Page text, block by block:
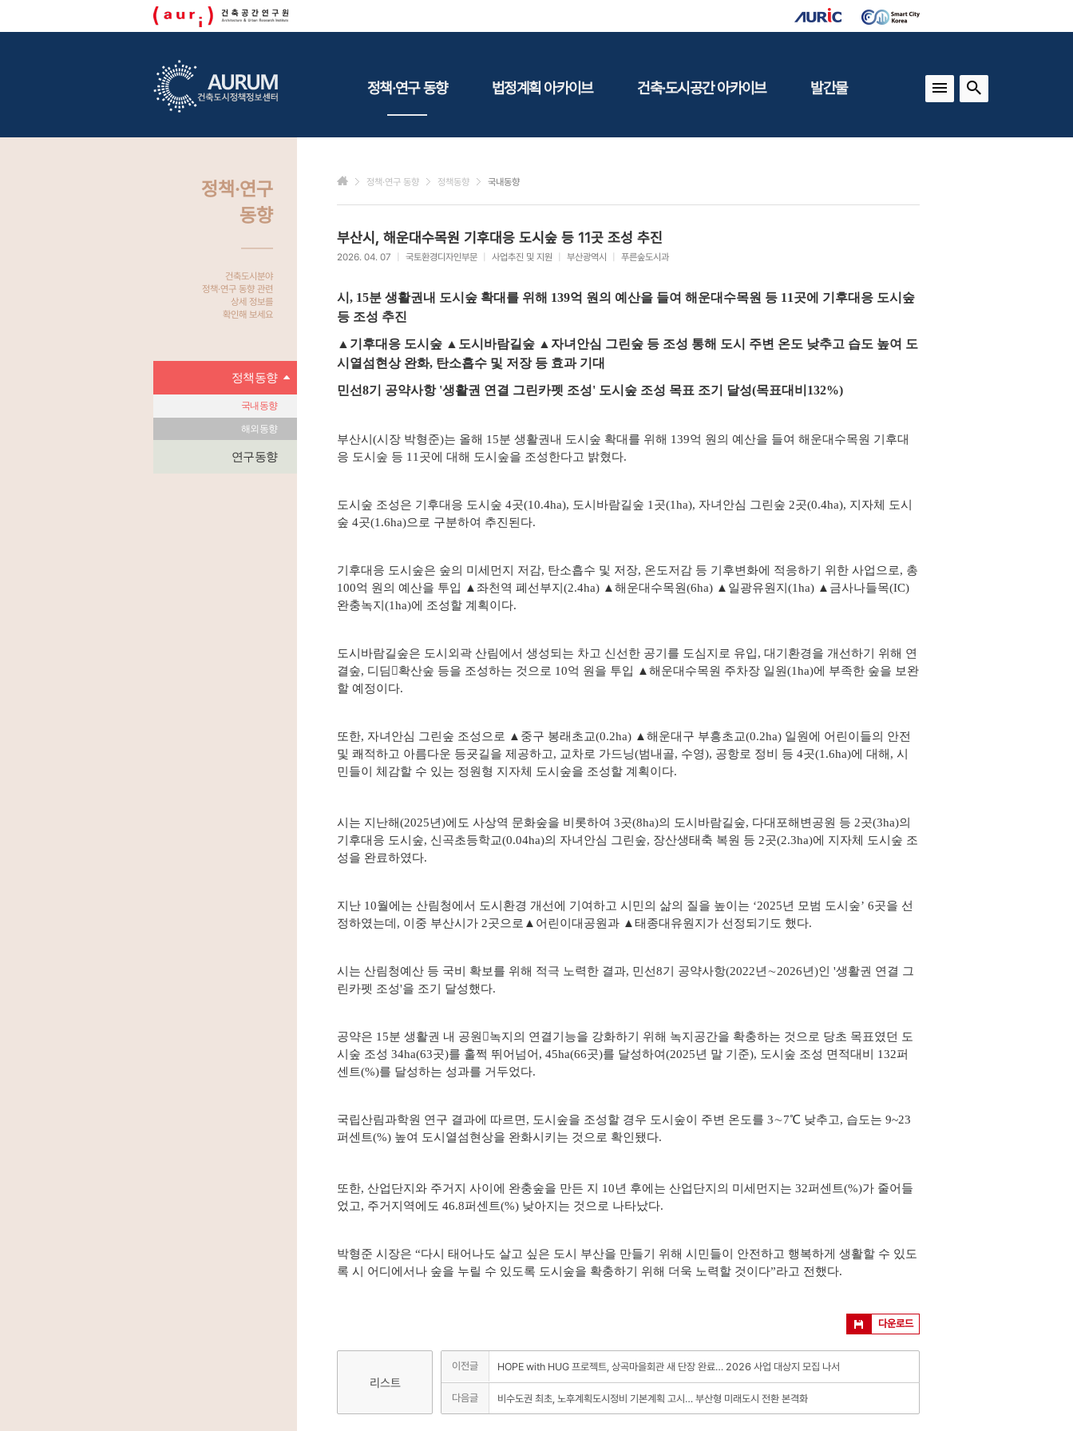
정책·연구 동향
연구동향
법정계획 아카이브
환경
관광
사회복지
건축·도시공간 아카이브 발간물
건축도시연구
정책·연구
동향
건축도시분야
정책·연구 동향 관련
상세 정보를
확인해 보세요
정책동향
국내동향
해외동향
연구동향
정책·연구 동향 정책동향 국내동향
부산시, 해운대수목원 기후대응 도시숲 등 11곳 조성 추진
2026. 04. 07 국토환경디자인부문 사업추진 및 지원 부산광역시 푸른숲도시과
시, 15분 생활권내 도시숲 확대를 위해 139억 원의 예산을 들여 해운대수목원 등 11곳에 기후대응 도시숲
등 조성 추진
▲기후대응 도시숲 ▲도시바람길숲 ▲자녀안심 그린숲 등 조성 통해 도시 주변 온도 낮추고 습도 높여 도
시열섬현상 완화, 탄소흡수 및 저장 등 효과 기대
민선8기 공약사항 '생활권 연결 그린카펫 조성' 도시숲 조성 목표 조기 달성(목표대비132%)
부산시(시장 박형준)는 올해 15분 생활권내 도시숲 확대를 위해 139억 원의 예산을 들여 해운대수목원 기후대
응 도시숲 등 11곳에 대해 도시숲을 조성한다고 밝혔다.
도시숲 조성은 기후대응 도시숲 4곳(10.4ha), 도시바람길숲 1곳(1ha), 자녀안심 그린숲 2곳(0.4ha), 지자체 도시
숲 4곳(1.6ha)으로 구분하여 추진된다.
기후대응 도시숲은 숲의 미세먼지 저감, 탄소흡수 및 저장, 온도저감 등 기후변화에 적응하기 위한 사업으로, 총
100억 원의 예산을 투입 ▲좌천역 폐선부지(2.4ha) ▲해운대수목원(6ha) ▲일광유원지(1ha) ▲금사나들목(IC)
완충녹지(1ha)에 조성할 계획이다.
도시바람길숲은 도시외곽 산림에서 생성되는 차고 신선한 공기를 도심지로 유입, 대기환경을 개선하기 위해 연
결숲, 디딤확산숲 등을 조성하는 것으로 10억 원을 투입 ▲해운대수목원 주차장 일원(1ha)에 부족한 숲을 보완
할 예정이다.
또한, 자녀안심 그린숲 조성으로 ▲중구 봉래초교(0.2ha) ▲해운대구 부흥초교(0.2ha) 일원에 어린이들의 안전
및 쾌적하고 아름다운 등굣길을 제공하고, 교차로 가드닝(범내골, 수영), 공항로 정비 등 4곳(1.6ha)에 대해, 시
민들이 체감할 수 있는 정원형 지자체 도시숲을 조성할 계획이다.
시는 지난해(2025년)에도 사상역 문화숲을 비롯하여 3곳(8ha)의 도시바람길숲, 다대포해변공원 등 2곳(3ha)의
기후대응 도시숲, 신곡초등학교(0.04ha)의 자녀안심 그린숲, 장산생태축 복원 등 2곳(2.3ha)에 지자체 도시숲 조
성을 완료하였다.
지난 10월에는 산림청에서 도시환경 개선에 기여하고 시민의 삶의 질을 높이는 ‘2025년 모범 도시숲’ 6곳을 선
정하였는데, 이중 부산시가 2곳으로▲어린이대공원과 ▲태종대유원지가 선정되기도 했다.
시는 산림청예산 등 국비 확보를 위해 적극 노력한 결과, 민선8기 공약사항(2022년∼2026년)인 '생활권 연결 그
린카펫 조성'을 조기 달성했다.
공약은 15분 생활권 내 공원녹지의 연결기능을 강화하기 위해 녹지공간을 확충하는 것으로 당초 목표였던 도
시숲 조성 34ha(63곳)를 훌쩍 뛰어넘어, 45ha(66곳)를 달성하여(2025년 말 기준), 도시숲 조성 면적대비 132퍼
센트(%)를 달성하는 성과를 거두었다.
국립산림과학원 연구 결과에 따르면, 도시숲을 조성할 경우 도시숲이 주변 온도를 3∼7℃ 낮추고, 습도는 9~23
퍼센트(%) 높여 도시열섬현상을 완화시키는 것으로 확인됐다.
또한, 산업단지와 주거지 사이에 완충숲을 만든 지 10년 후에는 산업단지의 미세먼지는 32퍼센트(%)가 줄어들
었고, 주거지역에도 46.8퍼센트(%) 낮아지는 것으로 나타났다.
박형준 시장은 “다시 태어나도 살고 싶은 도시 부산을 만들기 위해 시민들이 안전하고 행복하게 생활할 수 있도
록 시 어디에서나 숲을 누릴 수 있도록 도시숲을 확충하기 위해 더욱 노력할 것이다”라고 전했다.
다운로드
리스트
이전글 HOPE with HUG 프로젝트, 상곡마을회관 새 단장 완료… 2026 사업 대상지 모집 나서
다음글 비수도권 최초, 노후계획도시정비 기본계획 고시… 부산형 미래도시 전환 본격화